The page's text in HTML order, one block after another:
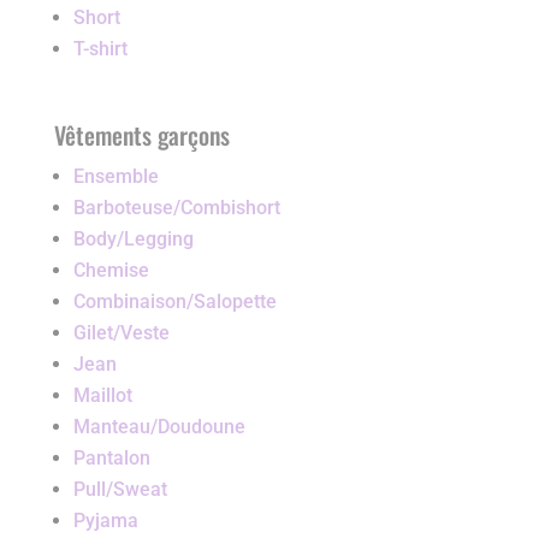
Short
T-shirt
Vêtements garçons
Ensemble
Barboteuse/Combishort
Body/Legging
Chemise
Combinaison/Salopette
Gilet/Veste
Jean
Maillot
Manteau/Doudoune
Pantalon
Pull/Sweat
Pyjama